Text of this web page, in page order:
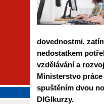
dovednostmi,
nedostatkem
vzdělávání a
Ministerstvo práce
spuštěním dvou
DIGIkurzy.